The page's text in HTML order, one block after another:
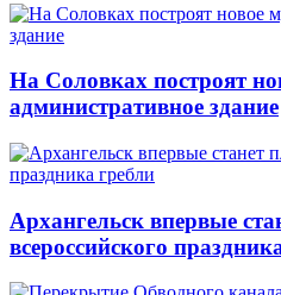
На Соловках построят
административное здание
Архангельск впервые
всероссийского